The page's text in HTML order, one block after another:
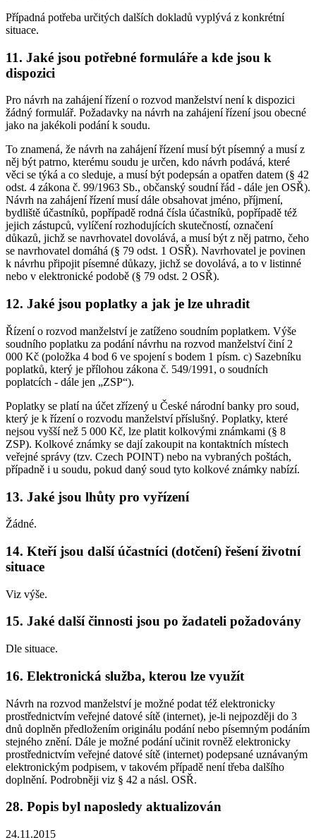
Případná potřeba určitých dalších dokladů vyplývá z konkrétní
situace.
11. Jaké jsou potřebné formuláře a kde jsou k
dispozici
Pro návrh na zahájení řízení o rozvod manželství není k dispozici
žádný formulář. Požadavky na návrh na zahájení řízení jsou obecné
jako na jakékoli podání k soudu.
To znamená, že návrh na zahájení řízení musí být písemný a musí z
něj být patrno, kterému soudu je určen, kdo návrh podává, které
věci se týká a co sleduje, a musí být podepsán a opatřen datem (§ 42
odst. 4 zákona č. 99/1963 Sb., občanský soudní řád - dále jen OSŘ).
Návrh na zahájení řízení musí dále obsahovat jméno, příjmení,
bydliště účastníků, popřípadě rodná čísla účastníků, popřípadě též
jejich zástupců, vylíčení rozhodujících skutečností, označení
důkazů, jichž se navrhovatel dovolává, a musí být z něj patrno, čeho
se navrhovatel domáhá (§ 79 odst. 1 OSŘ). Navrhovatel je povinen
k návrhu připojit písemné důkazy, jichž se dovolává, a to v listinné
nebo v elektronické podobě (§ 79 odst. 2 OSŘ).
12. Jaké jsou poplatky a jak je lze uhradit
Řízení o rozvod manželství je zatíženo soudním poplatkem. Výše
soudního poplatku za podání návrhu na rozvod manželství činí 2
000 Kč (položka 4 bod 6 ve spojení s bodem 1 písm. c) Sazebníku
poplatků, který je přílohou zákona č. 549/1991, o soudních
poplatcích - dále jen „ZSP“).
Poplatky se platí na účet zřízený u České národní banky pro soud,
který je k řízení o rozvodu manželství příslušný. Poplatky, které
nejsou vyšší než 5 000 Kč, lze platit kolkovými známkami (§ 8
ZSP). Kolkové známky se dají zakoupit na kontaktních místech
veřejné správy (tzv. Czech POINT) nebo na vybraných poštách,
případně i u soudu, pokud daný soud tyto kolkové známky nabízí.
13. Jaké jsou lhůty pro vyřízení
Žádné.
14. Kteří jsou další účastníci (dotčení) řešení životní
situace
Viz výše.
15. Jaké další činnosti jsou po žadateli požadovány
Dle situace.
16. Elektronická služba, kterou lze využít
Návrh na rozvod manželství je možné podat též elektronicky
prostřednictvím veřejné datové sítě (internet), je-li nejpozději do 3
dnů doplněn předložením originálu podání nebo písemným podáním
stejného znění. Dále je možné podání učinit rovněž elektronicky
prostřednictvím veřejné datové sítě (internet) podepsané uznávaným
elektronickým podpisem, v takovém případě není třeba dalšího
doplnění. Podrobněji viz § 42 a násl. OSŘ.
28. Popis byl naposledy aktualizován
24.11.2015